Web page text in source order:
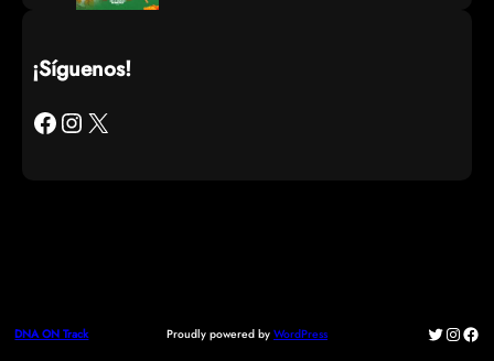
¡Síguenos!
Facebook Instagram X
DNA ON Track Proudly powered by WordPress Twitter